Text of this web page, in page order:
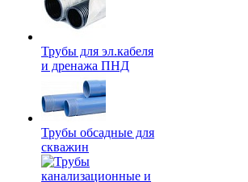
Трубы для эл.кабеля
и дренажа ПНД
Трубы обсадные для
скважин